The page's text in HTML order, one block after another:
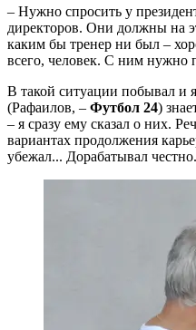
– Нужно спросить у
директоров. Они должны на
каким бы тренер ни был –
всего, человек. С ним нужно
В такой ситуации побывал и
(Рафаилов, – Футбол 24)
– я сразу ему сказал о них.
вариантах продолжения
убежал... Дорабатывал честно.